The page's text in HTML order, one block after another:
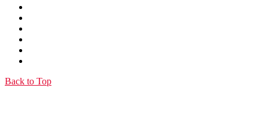
Back to Top